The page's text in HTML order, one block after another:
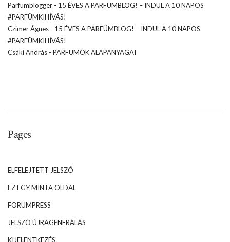
Parfumblogger - 15 ÉVES A PARFÜMBLOG! – INDUL A 10 NAPOS
#PARFÜMKIHÍVÁS!
Czimer Ágnes - 15 ÉVES A PARFÜMBLOG! – INDUL A 10 NAPOS
#PARFÜMKIHÍVÁS!
Csáki András - PARFÜMÖK ALAPANYAGAI
Pages
ELFELEJTETT JELSZÓ
EZ EGY MINTA OLDAL
FORUMPRESS
JELSZÓ ÚJRAGENERÁLÁS
KIJELENTKEZÉS